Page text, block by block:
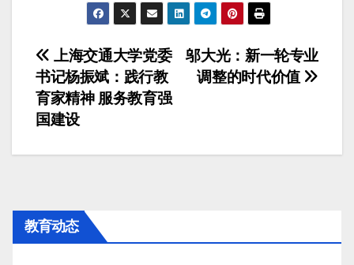
文
章
导
航
邬大光：新一轮专业
调整的时代价值
上海交通大学党委
书记杨振斌：践行教
育家精神 服务教育强
国建设
教育动态